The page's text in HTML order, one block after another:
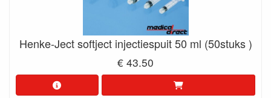
Henke-Ject softject injectiespuit 50 ml (50stuks )
€ 43.50